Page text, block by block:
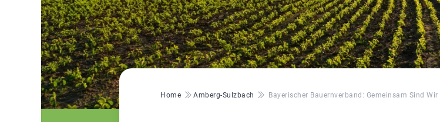
Pfadnavigation
Home Amberg-Sulzbach Bayerischer Bauernverband: Gemeinsam Sind Wir